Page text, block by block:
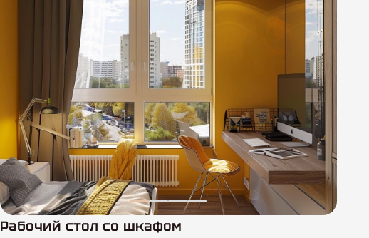
Рабочий стол со шкафом